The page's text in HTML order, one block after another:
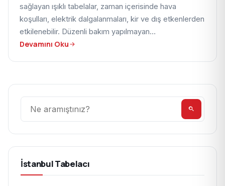
sağlayan ışıklı tabelalar, zaman içerisinde hava
koşulları, elektrik dalgalanmaları, kir ve dış etkenlerden
etkilenebilir. Düzenli bakım yapılmayan…
Devamını Oku
İstanbul Tabelacı